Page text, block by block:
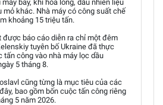
bay, khí hóa lỏng, dầu nhiên liệu
mỏ khác. Nhà máy có công suất chế
khoảng 15 triệu tấn.
được báo cáo diễn ra chỉ một đêm
tuyên bố Ukraine đã thực
tấn công vào nhà máy lọc dầu
5 tháng 8.
cũng từng là mục tiêu của các
bao gồm bốn cuộc tấn công riêng
5 năm 2026.